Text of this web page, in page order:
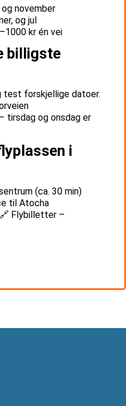
og november
og jul
kr én vei
billigste
test forskjellige datoer.
tirsdag og onsdag er
i
(ca. 30 min)
til Atocha
Flybilletter –